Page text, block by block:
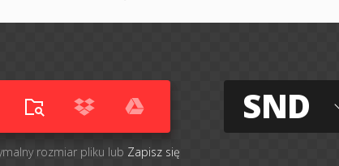
rozmiar pliku lub Zapisz się
SND